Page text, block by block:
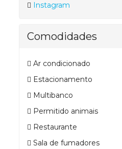
Instagram
Comodidades
Ar condicionado
Estacionamento
Multibanco
Permitido animais
Restaurante
Sala de fumadores